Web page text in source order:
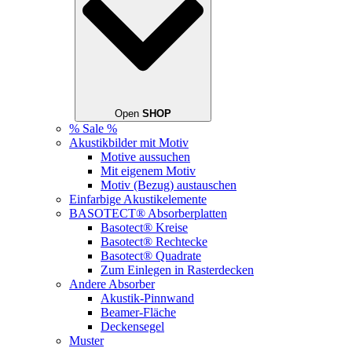
Open SHOP
% Sale %
Akustikbilder mit Motiv
Motive aussuchen
Mit eigenem Motiv
Motiv (Bezug) austauschen
Einfarbige Akustikelemente
BASOTECT® Absorberplatten
Basotect® Kreise
Basotect® Rechtecke
Basotect® Quadrate
Zum Einlegen in Rasterdecken
Andere Absorber
Akustik-Pinnwand
Beamer-Fläche
Deckensegel
Muster